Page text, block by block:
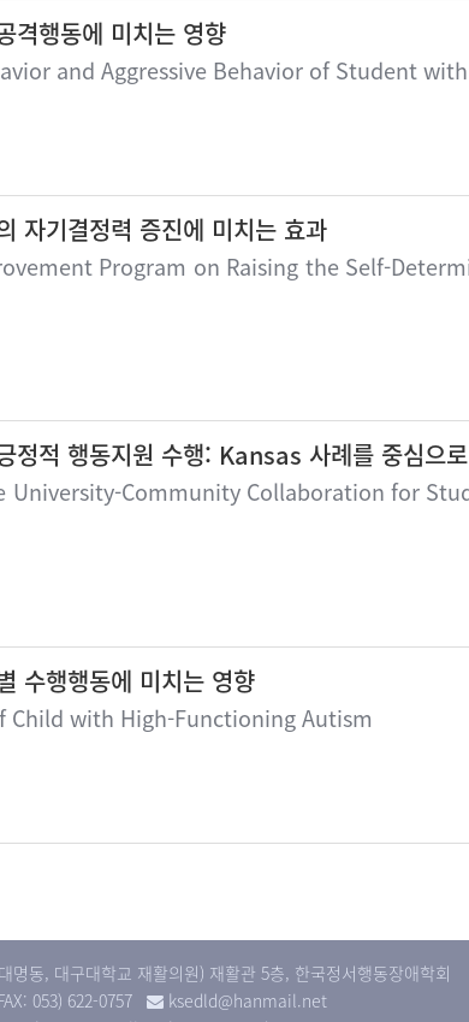
격행동에 미치는 영향
and Aggressive Behavior of Student
자기결정력 증진에 미치는 효과
Program on Raising the Self-
정적 행동지원 수행: Kansas 사례를 중심으로
Community Collaboration for
수행행동에 미치는 영향
with High-Functioning Autism
명동, 대구대학교 재활의원) 재활관 5층, 한국정서행동장애학회
053) 622-0757
ksedld@hanmail.net